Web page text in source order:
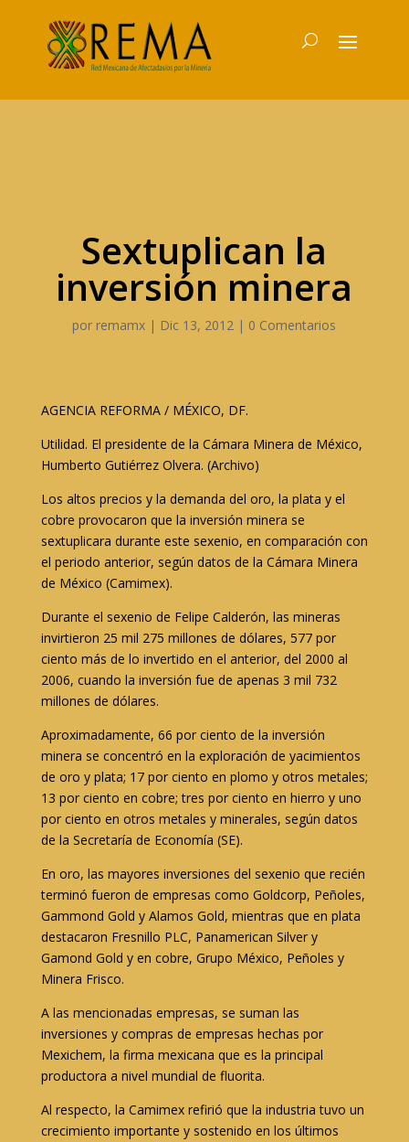
Sextuplican la
inversión minera
por remamx | Dic 13, 2012 | 0 Comentarios
AGENCIA REFORMA / MÉXICO, DF.
Utilidad. El presidente de la Cámara Minera de México,
Humberto Gutiérrez Olvera. (Archivo)
Los altos precios y la demanda del oro, la plata y el
cobre provocaron que la inversión minera se
sextuplicara durante este sexenio, en comparación con
el periodo anterior, según datos de la Cámara Minera
de México (Camimex).
Durante el sexenio de Felipe Calderón, las mineras
invirtieron 25 mil 275 millones de dólares, 577 por
ciento más de lo invertido en el anterior, del 2000 al
2006, cuando la inversión fue de apenas 3 mil 732
millones de dólares.
Aproximadamente, 66 por ciento de la inversión
minera se concentró en la exploración de yacimientos
de oro y plata; 17 por ciento en plomo y otros metales;
13 por ciento en cobre; tres por ciento en hierro y uno
por ciento en otros metales y minerales, según datos
de la Secretaría de Economía (SE).
En oro, las mayores inversiones del sexenio que recién
terminó fueron de empresas como Goldcorp, Peñoles,
Gammond Gold y Alamos Gold, mientras que en plata
destacaron Fresnillo PLC, Panamerican Silver y
Gamond Gold y en cobre, Grupo México, Peñoles y
Minera Frisco.
A las mencionadas empresas, se suman las
inversiones y compras de empresas hechas por
Mexichem, la firma mexicana que es la principal
productora a nivel mundial de fluorita.
Al respecto, la Camimex refirió que la industria tuvo un
crecimiento importante y sostenido en los últimos